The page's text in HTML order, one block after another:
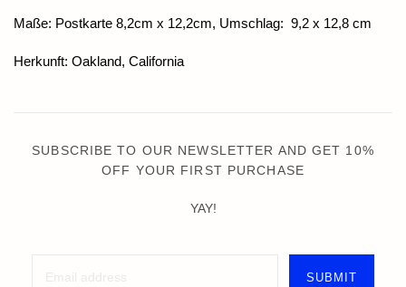
Maße: Postkarte 8,2cm x 12,2cm, Umschlag: 9,2 x 12,8 cm
Herkunft: Oakland, California
SUBSCRIBE TO OUR NEWSLETTER AND GET 10%
OFF YOUR FIRST PURCHASE
YAY!